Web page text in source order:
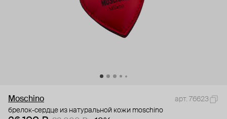
Moschino
арт. 76623
брелок-сердце из натуральной кожи moschino